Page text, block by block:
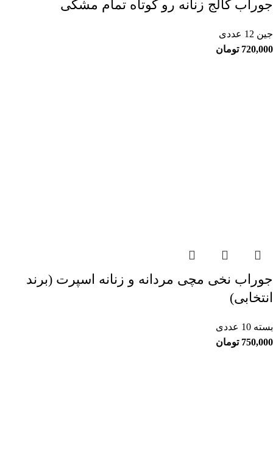
جوراب کالج زنانه رو کوتاه تمام مشکی
جین 12 عددی
720,000 تومان
جوراب نخی مچی مردانه و زنانه اسپرت (برند
انتخابی)
بسته 10 عددی
750,000 تومان